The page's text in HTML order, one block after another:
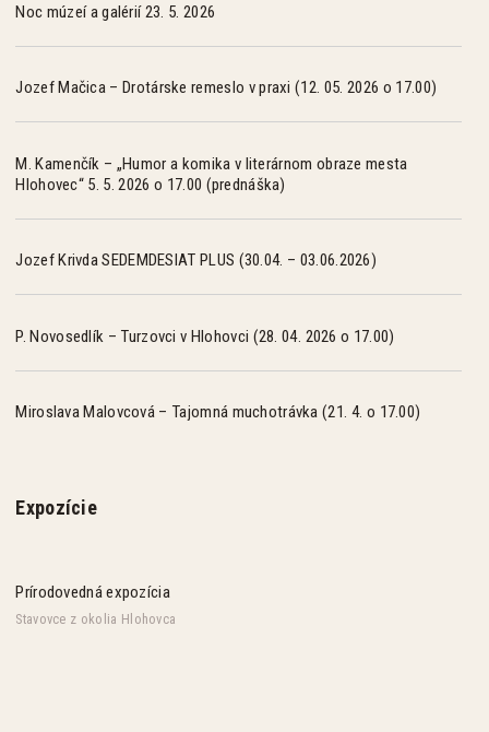
Noc múzeí a galérií 23. 5. 2026
Jozef Mačica – Drotárske remeslo v praxi (12. 05. 2026 o 17.00)
M. Kamenčík – „Humor a komika v literárnom obraze mesta
Hlohovec“ 5. 5. 2026 o 17.00 (prednáška)
Jozef Krivda SEDEMDESIAT PLUS (30.04. – 03.06.2026)
P. Novosedlík – Turzovci v Hlohovci (28. 04. 2026 o 17.00)
Miroslava Malovcová – Tajomná muchotrávka (21. 4. o 17.00)
Expozície
Prírodovedná expozícia
Stavovce z okolia Hlohovca